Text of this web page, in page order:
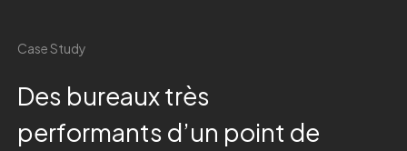
CaseStudy
Des bureauxtrès
performants d’un point de